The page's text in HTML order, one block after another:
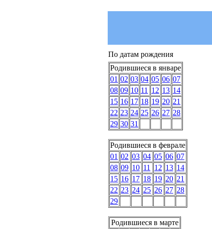
По датам рождения
Родившиеся в январе
01 02 03 04 05 06 07
08 09 10 11 12 13 14
15 16 17 18 19 20 21
22 23 24 25 26 27 28
29 30 31
Родившиеся в феврале
01 02 03 04 05 06 07
08 09 10 11 12 13 14
15 16 17 18 19 20 21
22 23 24 25 26 27 28
29
Родившиеся в марте